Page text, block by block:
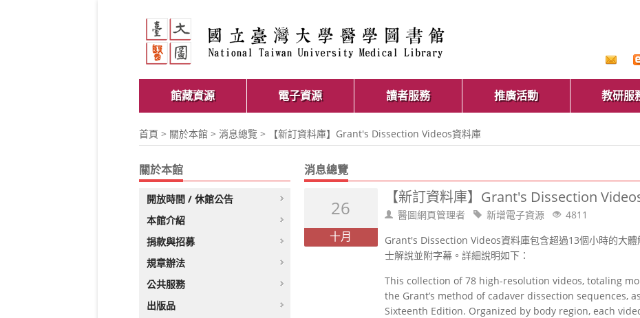
館藏資源 電子資源 讀者服務 推廣活動 教研服
首頁 > 關於本館 > 消息總覽 > 【新訂資料庫】Grant's Dissection Videos資料庫
關於本館
開放時間 / 休館公告
本館介紹
捐款與招募
規章辦法
公共服務
出版品
消息總覽
26
十月
【新訂資料庫】Grant's Dissection
醫圖網頁管理者 新增電子資源
4811
Grant's Dissection Videos資料庫包含超過13個小時的大
士解說並附字幕。詳細說明如下：
This collection of 78 high-resolution videos, totaling
the Grant’s method of cadaver dissection sequences,
Sixteenth Edition. Organized by body region, each